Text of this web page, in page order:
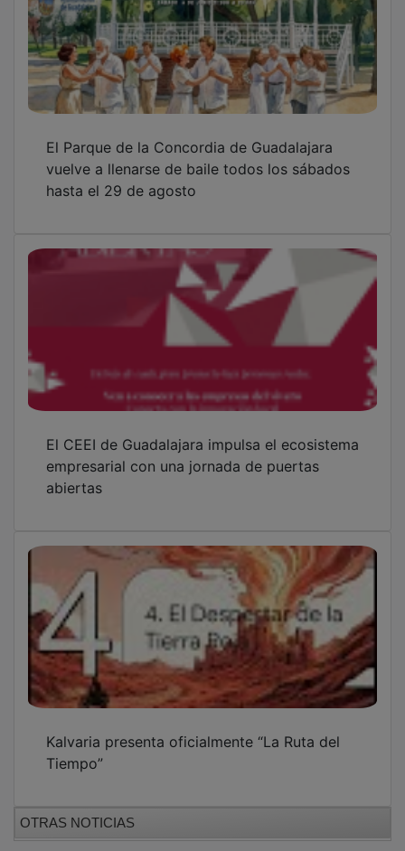
El CEEI de Guadalajara impulsa el ecosistema
empresarial con una jornada de puertas
abiertas
Kalvaria presenta oficialmente “La Ruta del
Tiempo”
PUBLICIDAD